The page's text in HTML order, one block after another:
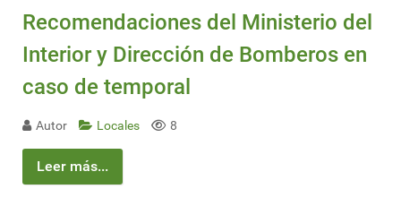
Recomendaciones del Ministerio del
Interior y Dirección de Bomberos en
caso de temporal
Autor Locales 8
Leer más...